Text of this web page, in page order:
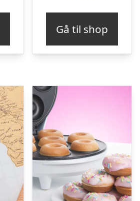
Gå til shop